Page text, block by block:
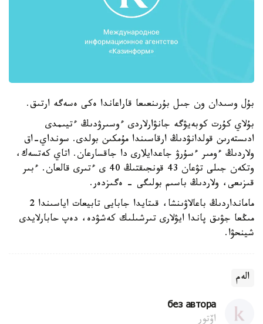
بۇل وسىدان ون جىل بۇرىنعىعا قاراعاندا ەكى ەسەگە ارتىق.
بۇلاي كۇرت كوبەيۋگە جانۋارلاردى ءوسىرۋدىڭ ءتيىمدى
ادىستەرىن قولدانۋدىڭ ارقاسىندا مۇمكىن بولدى. سونداي-اق
ولاردىڭ ءومىر ءسۇرۋ جاعدايلارى دا جاقسارعان. اتاي كەتسەك،
وتكەن جىلى تۋعان 43 قونجىقتىڭ 40 ى ءتىرى قالعان. ءبىر
قىزىعى، ولاردىڭ باسىم بولىگى - ەگىزدەر.
مامانداردىڭ باعالاۋىنشا، قىتايدا جابايى تابيعات اياسىندا 2
مىڭعا جۋىق پاندا ايۋلارى تىرشىلىك كەشۋدە، دەپ حابارلايدى
شينحۋا.
الەم
без автора
اۆتور